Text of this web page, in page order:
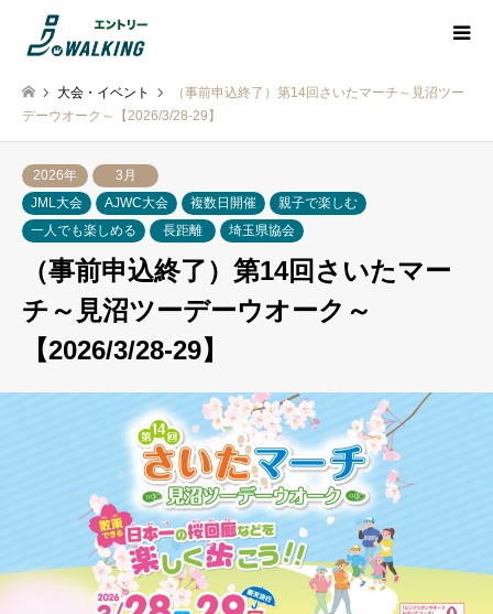
大会・イベント
（事前申込終了）第14回さいたマーチ～見沼ツー
デーウオーク～【2026/3/28-29】
2026年
3月
JML大会
AJWC大会 複数日開催
親子で楽しむ
一人でも楽しめる
長距離 埼玉県協会
（事前申込終了）第14回さいたマー
チ～見沼ツーデーウオーク～
【2026/3/28-29】